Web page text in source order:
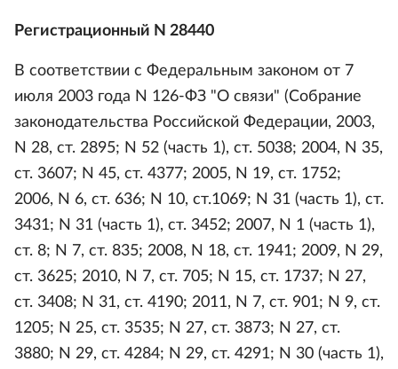
Регистрационный N 28440
В соответствии с Федеральным законом от 7
июля 2003 года N 126-ФЗ "О связи" (Собрание
законодательства Российской Федерации, 2003,
N 28, ст. 2895; N 52 (часть 1), ст. 5038; 2004, N 35,
ст. 3607; N 45, ст. 4377; 2005, N 19, ст. 1752;
2006, N 6, ст. 636; N 10, ст.1069; N 31 (часть 1), ст.
3431; N 31 (часть 1), ст. 3452; 2007, N 1 (часть 1),
ст. 8; N 7, ст. 835; 2008, N 18, ст. 1941; 2009, N 29,
ст. 3625; 2010, N 7, ст. 705; N 15, ст. 1737; N 27,
ст. 3408; N 31, ст. 4190; 2011, N 7, ст. 901; N 9, ст.
1205; N 25, ст. 3535; N 27, ст. 3873; N 27, ст.
3880; N 29, ст. 4284; N 29, ст. 4291; N 30 (часть 1),